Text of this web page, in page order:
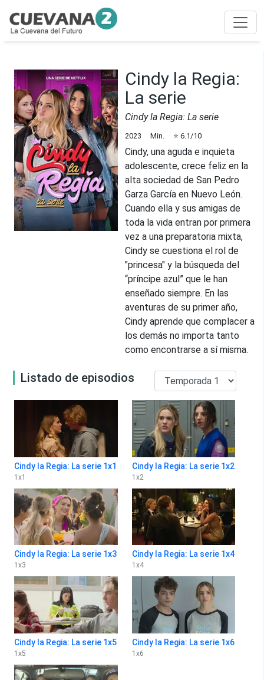
Cindy la Regia:
La serie
Cindy la Regia: La serie
2023 Min. ⭐ 6.1/10
Cindy, una aguda e inquieta
adolescente, crece feliz en la
alta sociedad de San Pedro
Garza García en Nuevo León.
Cuando ella y sus amigas de
toda la vida entran por primera
vez a una preparatoria mixta,
Cindy se cuestiona el rol de
"princesa" y la búsqueda del
“príncipe azul” que le han
enseñado siempre. En las
aventuras de su primer año,
Cindy aprende que complacer a
los demás no importa tanto
como encontrarse a sí misma.
Listado de episodios
Cindy la Regia: La serie 1x1
1 x1
Cindy la Regia: La serie 1x2
1 x2
Cindy la Regia: La serie 1x3
1 x3
Cindy la Regia: La serie 1x4
1 x4
Cindy la Regia: La serie 1x5
1 x5
Cindy la Regia: La serie 1x6
1 x6